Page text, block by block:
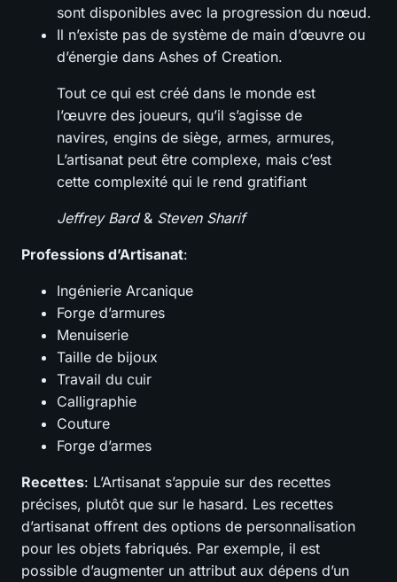
sont disponibles avec la progression du nœud.
Il n’existe pas de système de main d’œuvre ou
d’énergie dans Ashes of Creation.
Tout ce qui est créé dans le monde est
l’œuvre des joueurs, qu’il s’agisse de
navires, engins de siège, armes, armures,
L’artisanat peut être complexe, mais c’est
cette complexité qui le rend gratifiant
Jeffrey Bard& Steven Sharif
Professions d’Artisanat:
Ingénierie Arcanique
Forge d’armures
Menuiserie
Taille de bijoux
Travail du cuir
Calligraphie
Couture
Forge d’armes
Recettes: L’Artisanat s’appuie sur des recettes
précises, plutôt que sur le hasard. Les recettes
d’artisanat offrent des options de personnalisation
pour les objets fabriqués. Par exemple, il est
possible d’augmenter un attribut aux dépens d’un